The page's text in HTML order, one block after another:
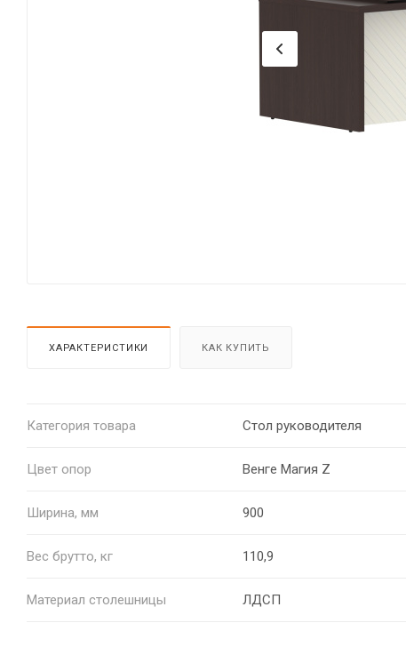
ХАРАКТЕРИСТИКИ КАК КУПИТЬ
Категория товара Стол руководителя
Цвет опор Венге Магия Z
Ширина, мм 900
Вес брутто, кг 110,9
Материал столешницы ЛДСП